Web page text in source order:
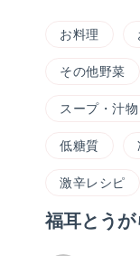
お料理
その他野菜
スープ・汁
低糖質
激辛レシピ
福耳とう